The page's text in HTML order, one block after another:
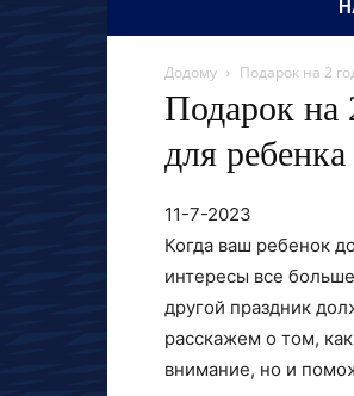
Додому Подарок на 2
Подарок на
для ребенка
11-7-2023
Когда ваш ребенок
интересы все
другой праздник
расскажем о том,
внимание, но и